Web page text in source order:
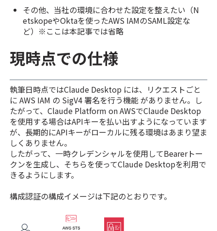
その他、当社の環境に合わせた設定を整えたい（N
etskopeやOktaを使ったAWS IAMのSAML設定な
ど）※ここは本記事では省略
現時点での仕様
執筆日時点ではClaude Desktop には、リクエストごと
に AWS IAM の SigV4 署名を行う機能 がありません。し
たがって、Claude Platform on AWSでClaude Desktop
を使用する場合はAPIキーを払い出すようになっています
が、長期的にAPIキーがローカルに残る環境はあまり望ま
しくありません。
したがって、一時クレデンシャルを使用してBearerトー
クンを生成し、そちらを使ってClaude Desktopを利用で
きるようにします。
構成認証の構成イメージは下記のとおりです。